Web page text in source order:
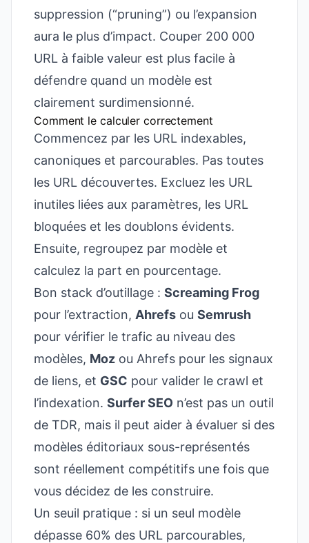
suppression (“pruning”) ou l’expansion
aura le plus d’impact. Couper 200 000
URL à faible valeur est plus facile à
défendre quand un modèle est
clairement surdimensionné.
Comment le calculer correctement
Commencez par les URL indexables,
canoniques et parcourables. Pas toutes
les URL découvertes. Excluez les URL
inutiles liées aux paramètres, les URL
bloquées et les doublons évidents.
Ensuite, regroupez par modèle et
calculez la part en pourcentage.
Bon stack d’outillage : Screaming Frog
pour l’extraction, Ahrefs ou Semrush
pour vérifier le trafic au niveau des
modèles, Moz ou Ahrefs pour les signaux
de liens, et GSC pour valider le crawl et
l’indexation. Surfer SEO n’est pas un outil
de TDR, mais il peut aider à évaluer si des
modèles éditoriaux sous-représentés
sont réellement compétitifs une fois que
vous décidez de les construire.
Un seuil pratique : si un seul modèle
dépasse 60% des URL parcourables,